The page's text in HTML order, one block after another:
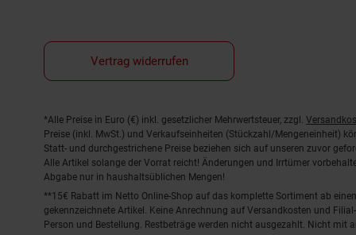
Vertrag widerrufen
Fußnoten
*Alle Preise in Euro (€) inkl. gesetzlicher Mehrwertsteuer, zzgl.
Preise (inkl. MwSt.) und Verkaufseinheiten (Stückzahl/Mengeneinheit)
Statt- und durchgestrichene Preise beziehen sich auf unseren zuvor
Alle Artikel solange der Vorrat reicht! Änderungen und Irrtümer
Abgabe nur in haushaltsüblichen Mengen!
**15€ Rabatt im Netto Online-Shop auf das komplette Sortiment ab
gekennzeichnete Artikel. Keine Anrechnung auf Versandkosten und
Person und Bestellung. Restbeträge werden nicht ausgezahlt. Nicht mit